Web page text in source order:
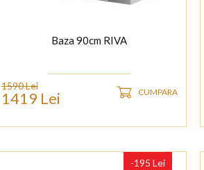
Baza 90cm RIVA
1590 Lei
1419 Lei CUMPARA
-195 Lei